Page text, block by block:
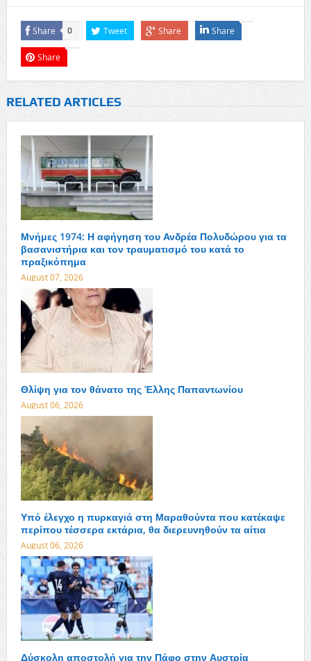
Share 0 Tweet Share Share
Share
RELATED ARTICLES
Μνήμες 1974: Η αφήγηση του Ανδρέα Πολυδώρου για τα
βασανιστήρια και τον τραυματισμό του κατά το
πραξικόπημα
August 07, 2026
Θλίψη για τον θάνατο της Έλλης Παπαντωνίου
August 06, 2026
Υπό έλεγχο η πυρκαγιά στη Μαραθούντα που κατέκαψε
περίπου τέσσερα εκτάρια, θα διερευνηθούν τα αίτια
August 06, 2026
Δύσκολη αποστολή για την Πάφο στην Αυστρία